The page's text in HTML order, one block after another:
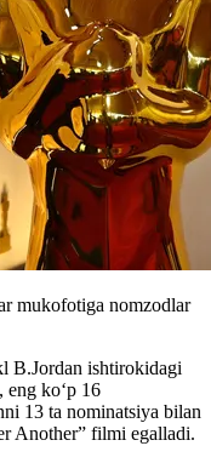
mukofotiga nomzodlar
B.Jordan ishtirokidagi
eng ko‘p 16
13 ta nominatsiya bilan
Another” filmi egalladi.